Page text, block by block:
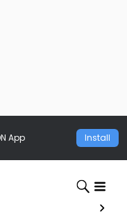
App Install